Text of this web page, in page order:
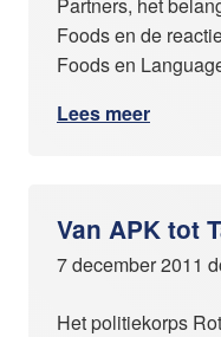
Foods en de
Foods en
Lees meer
Van APK tot
7 december 2011
Het politiekorps